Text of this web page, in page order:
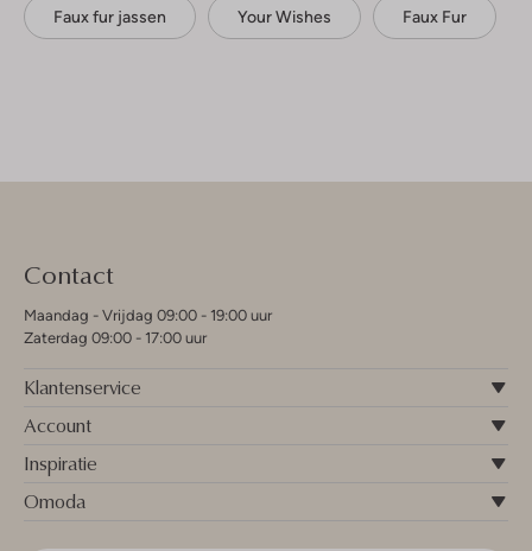
Faux fur jassen Your Wishes Faux Fur
Contact
Maandag - Vrijdag 09:00 - 19:00 uur
Zaterdag 09:00 - 17:00 uur
Klantenservice
Account
Inspiratie
Omoda